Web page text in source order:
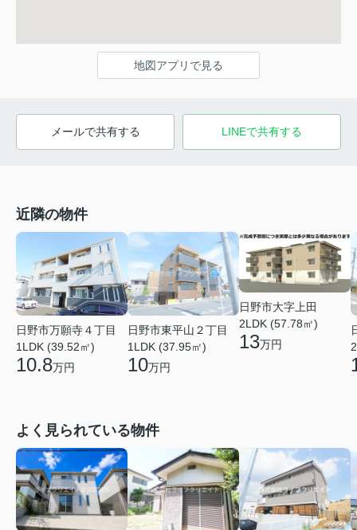
地図アプリで見る
メールで共有する LINEで共有する
近隣の物件
日野市万願寺４丁目
1LDK (39.52㎡)
10.8万円
日野市東平山２丁目
1LDK (37.95㎡)
10万円
日野市大字上田
2LDK (57.78㎡)
13万円
よく見られている物件